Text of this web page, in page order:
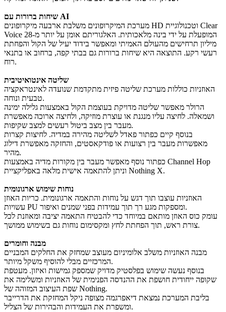
שיחות ברורות עם AI
מערכת המיקרופונים משלבת ארבעה מיקרופונים HD וטכנולוגיית Clear
Voice המופעלת על ידי בינה מלאכותית. האלגוריתם אומן על יותר מ-28
מיליון תרחישים מהעולם האמיתי ומאפשר בידוד יעיל של הקול והפחתת
רעשי רקע. התוצאה היא שיחות ברורות גם בבתי קפה, ברחוב או בתנאי
רוח.
שליטה אינטואיטיבית
האוזניות כוללות מערכת שליטה פיזית מתקדמת שנועדה לאינטראקציה
טבעית ונוחה.
הרולר מאפשר שליטה מדויקת בעוצמת הקול באמצעות גלילה ימינה
ושמאלה. לחיצה עליו מנגנת או עוצרת מוזיקה, ולחיצה ארוכה מאפשרת
מעבר בין מצב ביטול רעשים למצב שקיפות.
בנוסף קיים כפתור פאדל לשליטה מהירה במדיה. לחיצות קצרות
מאפשרות מעבר בין רצועות או פודקאסטים, והחזקה מאפשרת דילוג
מהיר.
כפתור נוסף מאפשר מעבר בין מקורות מדיה באמצעות Channel Hop
וניתן להתאמה אישית מלאה באפליקציית Nothing X.
נוחות שימוש ארגונומית
האוזניות עוצבו תוך דגש על נוחות והתאמה ארגונומית. כריות האוזן
עשויות PU ומספקות מגע רך תוך עמידות בפני שמנים ואיפור.
עומק כוס האוזן מותאם במיוחד כדי להבטיח התאמה יציבה ומאוזנת לכל
צורת ראש, תוך הפחתת לחץ ומקסימום נוחות גם בשימוש ממושך.
מבנה וחומרים
מבנה האוזניות משלב אלומיניום מעוצב שמחזק את החלקים המבניים
המרכזיים מבלי להוסיף משקל מיותר.
בנוסף נעשה שימוש בפלסטיק מדויק שמספק גמישות ואיזון. מעטפת
שקופה ייחודית חושפת את ההנדסה הפנימית של האוזניות ומשלימה את
שפת העיצוב המזוהה של Nothing.
בליבת המערכת נמצאת דיאפרגמה מצופה ניקל המחזקת את הדרייבר
ומשפרת את העמידות והבהירות של הצליל.